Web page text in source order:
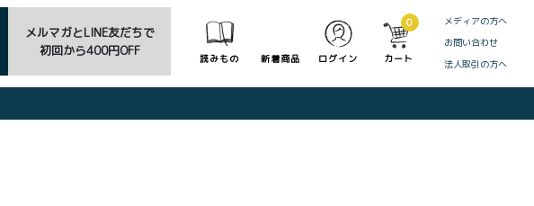
メルマガとLINE友だちで
初回から400円OFF
読みもの 新着商品 ログイン
0
カート
メディアの方へ
お問い合わせ
法人取引の方へ
CLOSE